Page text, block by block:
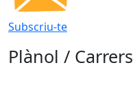
Subscriu-te
Plànol / Carrers